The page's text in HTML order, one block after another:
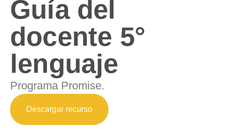
Guía del
docente 5°
lenguaje
Programa Promise.
Descargar recurso